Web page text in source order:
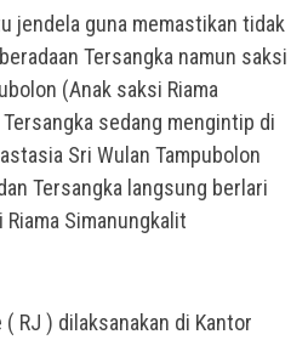
jendela guna memastikan tidak
Tersangka namun saksi
(Anak saksi Riama
sedang mengintip di
Sri Wulan Tampubolon
Tersangka langsung berlari
Simanungkalit
RJ ) dilaksanakan di Kantor